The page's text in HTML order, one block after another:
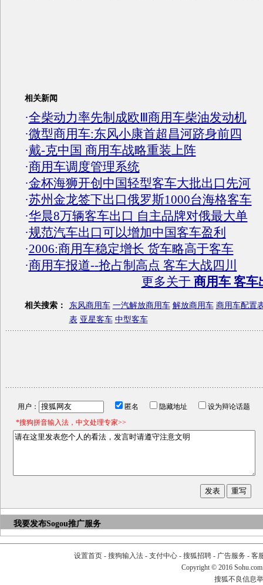
相关新闻
·全柴动力率先制成欧Ⅲ商用车柴油发动机
·微型商用车:东风小康首超昌河跻身前四
·戴-克中国 商用车战略重装上阵
·商用车调度管理系统
·金杯海狮开创中国轻型客车大批出口先河
·苏州金龙签下出口俄罗斯1000台海格客车
·华晨8万辆客车出口 自主品牌对俄最大单
·规范汽车出口可以增加中国客车盈利
·2006:商用车稳定增长 货车略高于客车
·商用车报道--抢占制高点 客车大战四川
更多关于 商用车 客车
相关搜索： 东风商用车 一汽解放商用车 解放商用车 商用车配置
表 亚星客车 中型客车
用户： 匿名 隐藏地址
设为辩论话题
*搜狗拼音输入法，中文处理专家>>
我要发布Sogou推广服务
设置首页- 搜狗输入法- 支付中心- 搜狐招聘- 广告服务 - 客
Copyright © 2016
搜狐不良信息